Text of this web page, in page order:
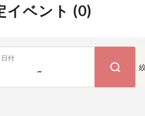
イベント (0)
日付
~